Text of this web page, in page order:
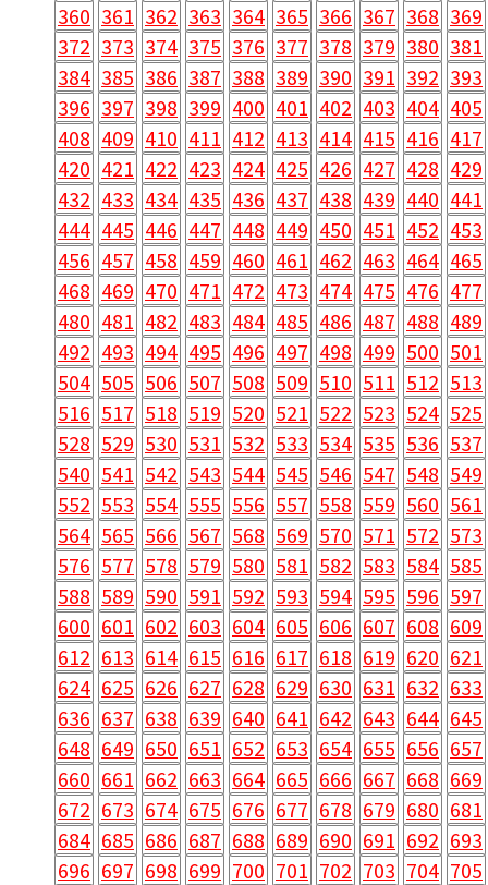
360 361 362 363 364 365 366 367 368 369
372 373 374 375 376 377 378 379 380 381
384 385 386 387 388 389 390 391 392 393
396 397 398 399 400 401 402 403 404 405
408 409 410 411 412 413 414 415 416 417
420 421 422 423 424 425 426 427 428 429
432 433 434 435 436 437 438 439 440 441
444 445 446 447 448 449 450 451 452 453
456 457 458 459 460 461 462 463 464 465
468 469 470 471 472 473 474 475 476 477
480 481 482 483 484 485 486 487 488 489
492 493 494 495 496 497 498 499 500 501
504 505 506 507 508 509 510 511 512 513
516 517 518 519 520 521 522 523 524 525
528 529 530 531 532 533 534 535 536 537
540 541 542 543 544 545 546 547 548 549
552 553 554 555 556 557 558 559 560 561
564 565 566 567 568 569 570 571 572 573
576 577 578 579 580 581 582 583 584 585
588 589 590 591 592 593 594 595 596 597
600 601 602 603 604 605 606 607 608 609
612 613 614 615 616 617 618 619 620 621
624 625 626 627 628 629 630 631 632 633
636 637 638 639 640 641 642 643 644 645
648 649 650 651 652 653 654 655 656 657
660 661 662 663 664 665 666 667 668 669
672 673 674 675 676 677 678 679 680 681
684 685 686 687 688 689 690 691 692 693
696 697 698 699 700 701 702 703 704 705